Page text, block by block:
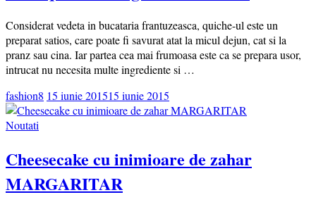
Considerat vedeta in bucataria frantuzeasca, quiche-ul este un
preparat satios, care poate fi savurat atat la micul dejun, cat si la
pranz sau cina. Iar partea cea mai frumoasa este ca se prepara usor,
intrucat nu necesita multe ingrediente si …
fashion8 15 iunie 201515 iunie 2015
Noutati
Cheesecake cu inimioare de zahar
MARGARITAR